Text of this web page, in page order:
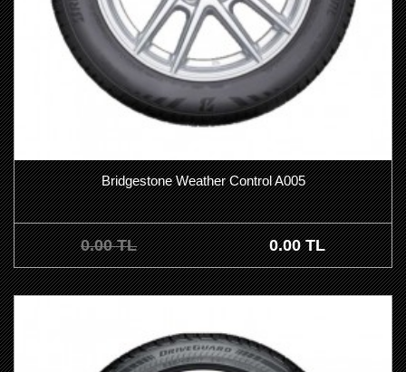
Bridgestone Weather Control A005
0.00 TL 0.00 TL